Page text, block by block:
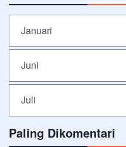
Januari
Juni
Juli
Paling Dikomentari